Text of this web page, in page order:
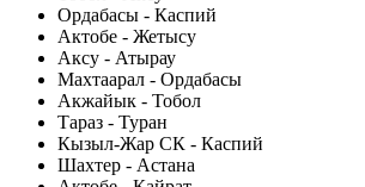
Ордабасы - Каспий
Актобе - Жетысу
Аксу - Атырау
Махтаарал - Ордабасы
Акжайык - Тобол
Тараз - Туран
Кызыл-Жар СК - Каспий
Шахтер - Астана